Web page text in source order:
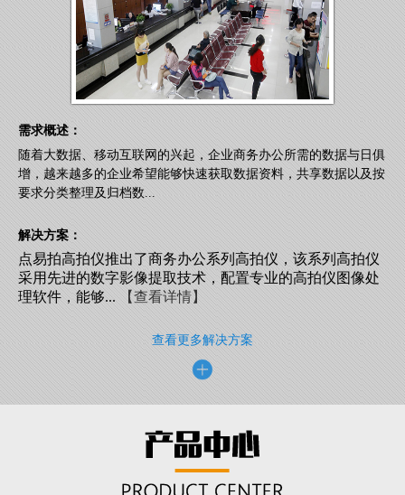
需求概述：
随着大数据、移动互联网的兴起，企业商务办公所需的数据与日俱
增，越来越多的企业希望能够快速获取数据资料，共享数据以及按
要求分类整理及归档数...
解决方案：
点易拍高拍仪推出了商务办公系列高拍仪，该系列高拍仪
采用先进的数字影像提取技术，配置专业的高拍仪图像处
理软件，能够...【查看详情】
查看更多解决方案